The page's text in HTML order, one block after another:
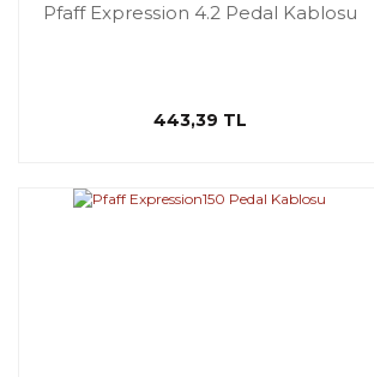
Pfaff Expression 4.2 Pedal Kablosu
443,39 TL